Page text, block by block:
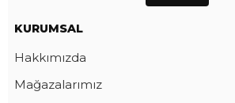
KURUMSAL
Hakkımızda
Mağazalarımız